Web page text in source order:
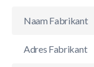
Naam Fabrikant
Adres Fabrikant